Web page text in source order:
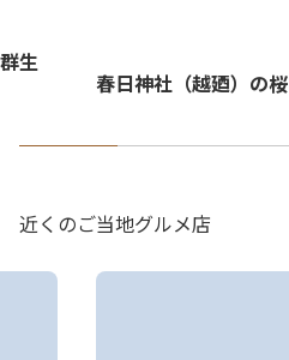
生
春日神社（越廼）の桜
近くのご当地グルメ店